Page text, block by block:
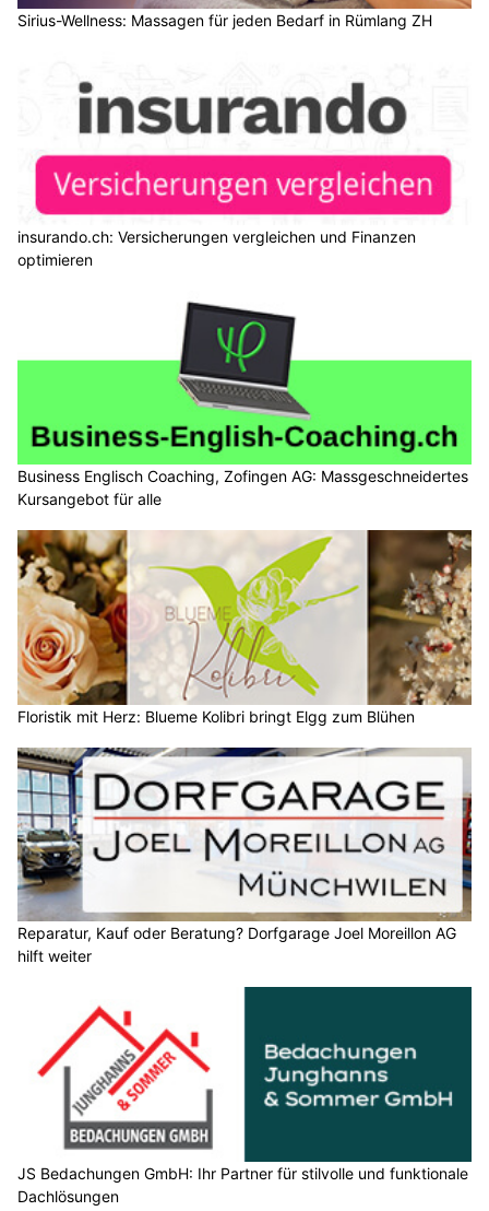
Sirius-Wellness: Massagen für jeden Bedarf in Rümlang ZH
insurando.ch: Versicherungen vergleichen und Finanzen
optimieren
Business Englisch Coaching, Zofingen AG: Massgeschneidertes
Kursangebot für alle
Floristik mit Herz: Blueme Kolibri bringt Elgg zum Blühen
Reparatur, Kauf oder Beratung? Dorfgarage Joel Moreillon AG
hilft weiter
JS Bedachungen GmbH: Ihr Partner für stilvolle und funktionale
Dachlösungen